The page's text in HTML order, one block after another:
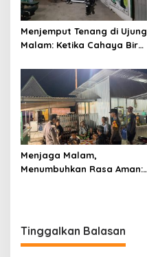
Menjemput Tenang di Ujung
Malam: Ketika Cahaya Biru
Istirahat Warga
Sabbangparu
Menjaga Malam,
Menumbuhkan Rasa Aman:
Tinggalkan Balasan